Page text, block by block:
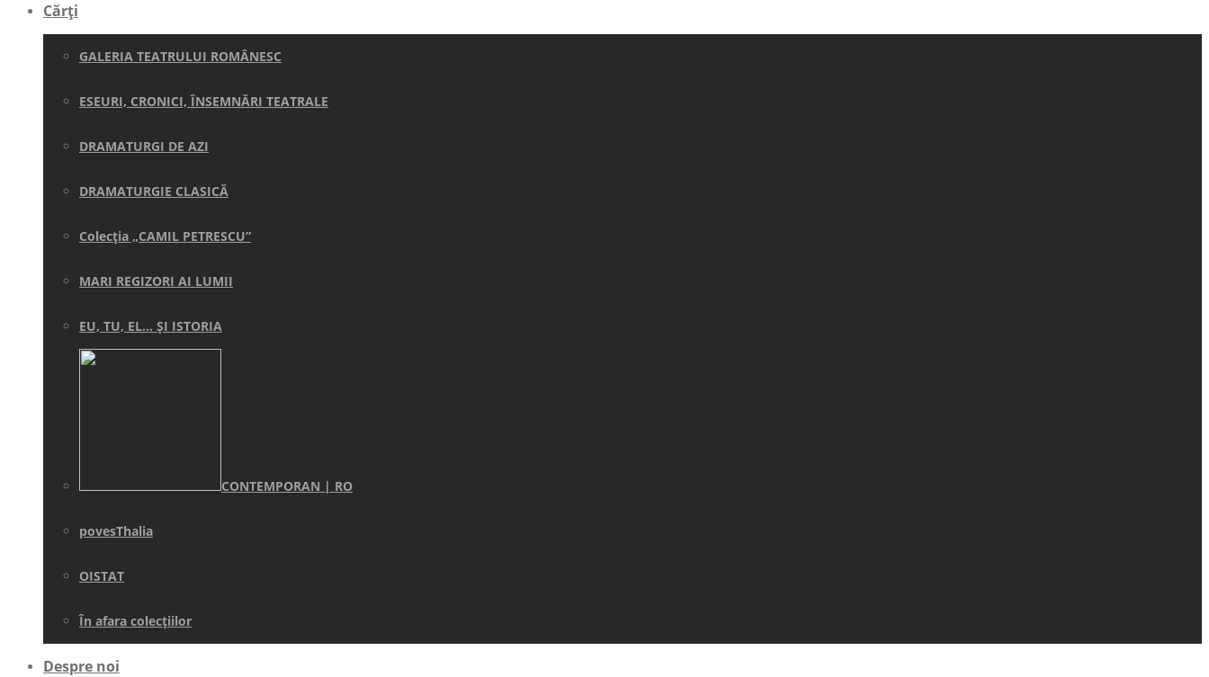
Cărți
GALERIA TEATRULUI ROMÂNESC
ESEURI, CRONICI, ÎNSEMNĂRI TEATRALE
DRAMATURGI DE AZI
DRAMATURGIE CLASICĂ
Colecţia „CAMIL PETRESCU”
MARI REGIZORI AI LUMII
EU, TU, EL… ŞI ISTORIA
CONTEMPORAN | RO
povesThalia
OISTAT
În afara colecţiilor
Despre noi